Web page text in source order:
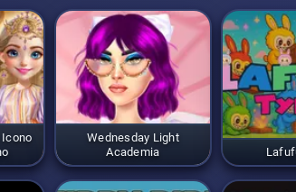
únicas y encuentra tu estilo
Icono
Wednesday Light
Academia